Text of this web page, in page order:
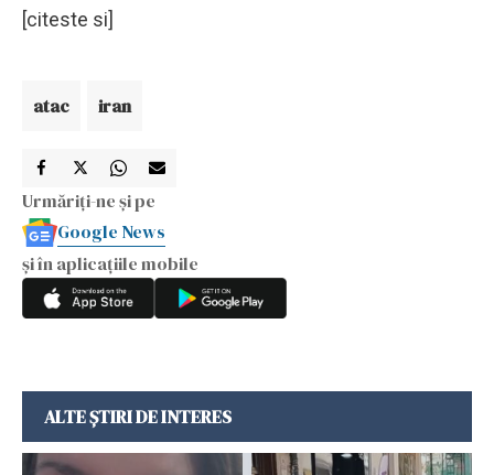
[citeste si]
atac iran
Urmăriți-ne și pe
Google News
și în aplicațiile mobile
ALTE ȘTIRI DE INTERES